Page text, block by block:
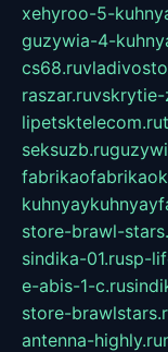
xehyroo-5-
guzywia-4-
cs68.ru
raszar.ruvskrytie-
lipetsktelecom.ru
seksuzb.ru
store-brawl-
sindika-01.rusp-
e-abis-1-c.ru
store-
antenna-highly.ru